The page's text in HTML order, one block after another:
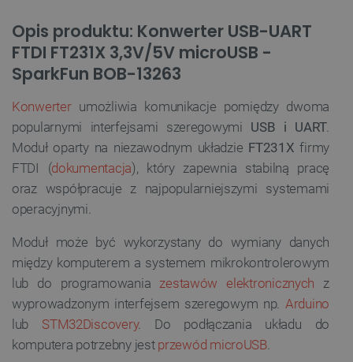
Opis produktu: Konwerter USB-UART
FTDI FT231X 3,3V/5V microUSB -
SparkFun BOB-13263
Konwerterumożliwia komunikacje pomiędzy dwoma
popularnymi interfejsami szeregowymi USB i UART.
Moduł oparty na niezawodnym układzie FT231X firmy
FTDI (dokumentacja), który zapewnia stabilną pracę
oraz współpracuje z najpopularniejszymi systemami
operacyjnymi.
Moduł może być wykorzystany do wymiany danych
między komputerem a systemem mikrokontrolerowym
lub do programowaniazestawów elektronicznych z
wyprowadzonym interfejsem szeregowym np. Arduino
lub STM32Discovery. Do podłączania układu do
komputera potrzebny jest przewód microUSB.